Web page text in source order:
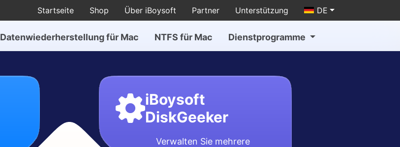
Startseite Shop Über iBoysoft Partner Unterstützung DE
Datenwiederherstellung für Mac NTFS für Mac Dienstprogramme
iBoysoft
DiskGeeker
Verwalten Sie mehrere